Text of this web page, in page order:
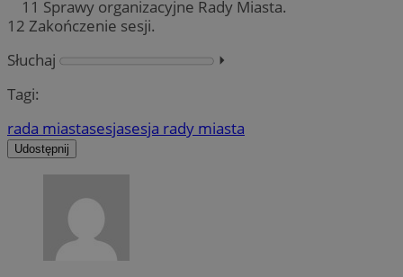
11 Sprawy organizacyjne Rady Miasta.
12 Zakończenie sesji.
Słuchaj
⏵︎
Tagi:
rada miastasesjasesja rady miasta
Udostępnij